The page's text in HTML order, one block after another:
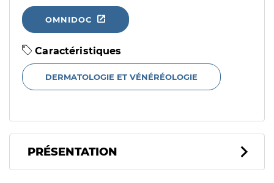
OMNIDOC
Caractéristiques
DERMATOLOGIE ET VÉNÉRÉOLOGIE
PRÉSENTATION